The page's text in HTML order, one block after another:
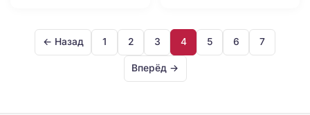
← Назад 1 2 3 4 5 6 7
Вперёд →